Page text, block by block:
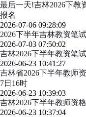
最后一天!吉林2026下教
报名
2026-07-06 09:28:09
2026下半年吉林教资笔
2026-07-03 07:50:02
吉林2026下半年教资笔
2026-06-23 10:41:27
吉林省2026下半年教师
7日16时
2026-06-23 10:39:03
吉林2026下半年教师资
2026-06-23 10:37:04